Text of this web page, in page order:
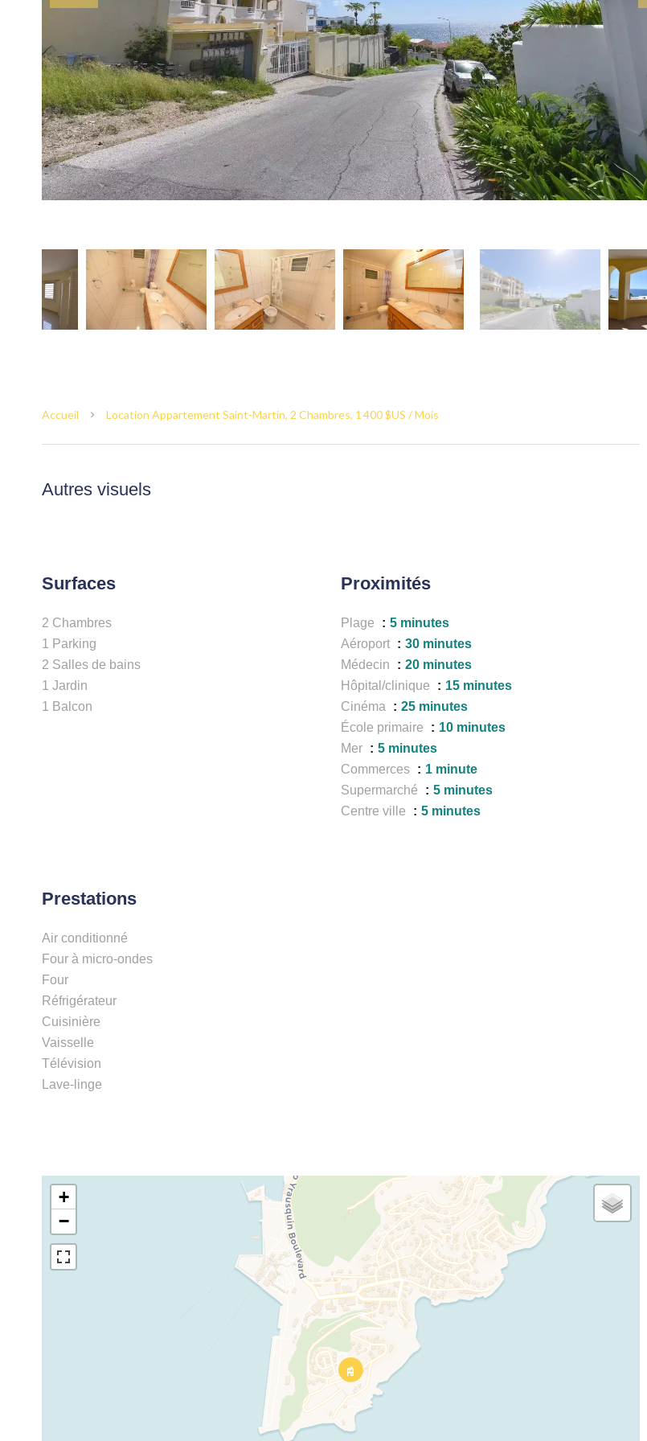
Accueil Location Appartement Saint-Martin, 2 Chambres, 1 400 $US / Mois
Autres visuels
Surfaces
2 Chambres
1 Parking
2 Salles de bains
1 Jardin
1 Balcon
Proximités
Plage
5 minutes
Aéroport
30 minutes
Médecin
20 minutes
Hôpital/clinique
15 minutes
Cinéma
25 minutes
École primaire
10 minutes
Mer
5 minutes
Commerces
1 minute
Supermarché
5 minutes
Centre ville
5 minutes
Prestations
Air conditionné
Four à micro-ondes
Four
Réfrigérateur
Cuisinière
Vaisselle
Télévision
Lave-linge
+
−